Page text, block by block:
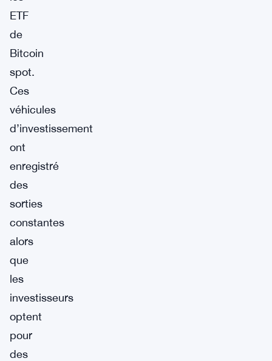
ETF
de
Bitcoin
spot.
Ces
véhicules
d’investissement
ont
enregistré
des
sorties
constantes
alors
que
les
investisseurs
optent
pour
des